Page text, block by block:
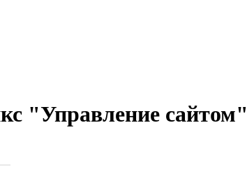
"Управление сайтом"